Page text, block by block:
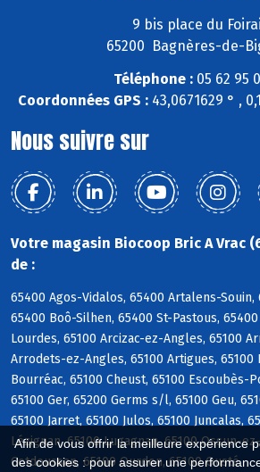
Afin de vous offrir la meilleure expérience
des cookies : pour assurer une
9 bis place du
65200 Bagnères-de-
Téléphone : 05 62 95
Coordonnées GPS : 43,0671629 ° ,
Nous suivre sur
Votre magasin Biocoop Bric A Vrac
de :
65400 Agos-Vidalos, 65400 Artalens-
65400 Boô-Silhen, 65400 St-Pastous,
Lourdes, 65100 Arcizac-ez-Angles, 65100
Arrodets-ez-Angles, 65100 Artigues, 65100
Bourréac, 65100 Cheust, 65100 Escoubès-
65100 Ger, 65200 Germs s/l, 65100 Geu,
65100 Jarret, 65100 Julos, 65100 Juncalas,
Lézignan, 65100 Lugagnan, 65100 Ossun-
Cotdoussan, 65100 Ourdon, 65100 Ousté